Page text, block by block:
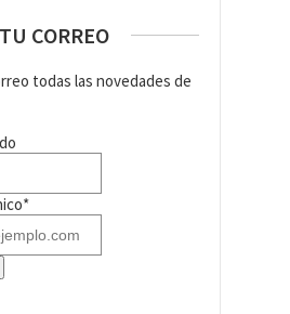
CORREO
todas las novedades de